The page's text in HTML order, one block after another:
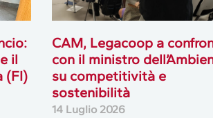
il
(FI)
CAM, Legacoop a
con il ministro
su competitività e
sostenibilità
14 Luglio 2026